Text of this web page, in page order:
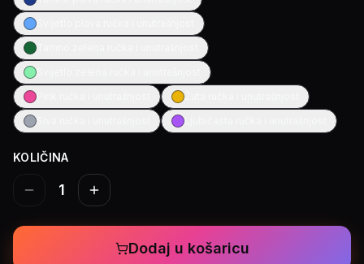
KOLIČINA
1
Dodaj u košaricu